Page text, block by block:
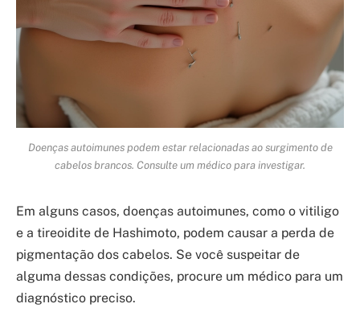
Doenças autoimunes podem estar relacionadas ao surgimento de
cabelos brancos. Consulte um médico para investigar.
Em alguns casos, doenças autoimunes, como o vitiligo
e a tireoidite de Hashimoto, podem causar a perda de
pigmentação dos cabelos. Se você suspeitar de
alguma dessas condições, procure um médico para um
diagnóstico preciso.